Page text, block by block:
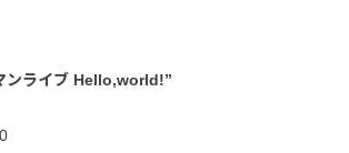
ンライブ Hello,world!”